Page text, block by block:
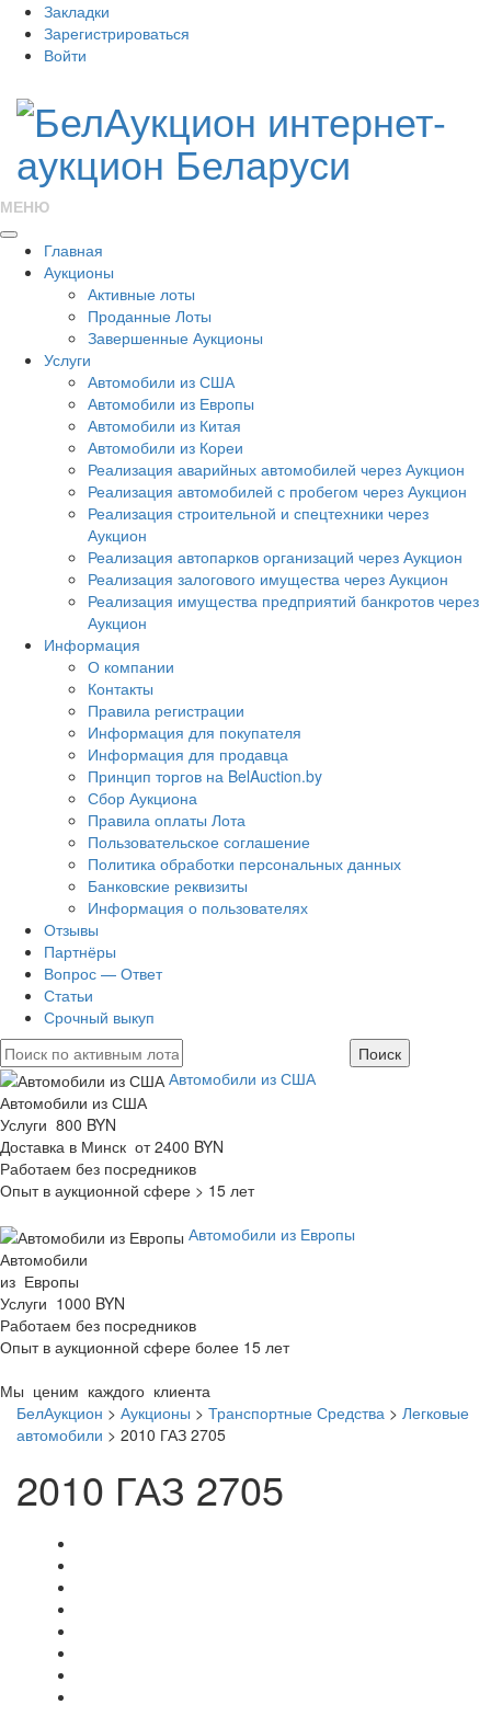
Закладки
Зарегистрироваться
Войти
МЕНЮ
Главная
Аукционы
Активные лоты
Проданные Лоты
Завершенные Аукционы
Услуги
Автомобили из США
Автомобили из Европы
Автомобили из Китая
Автомобили из Кореи
Реализация аварийных автомобилей через Аукцион
Реализация автомобилей с пробегом через Аукцион
Реализация строительной и спецтехники через
Аукцион
Реализация автопарков организаций через Аукцион
Реализация залогового имущества через Аукцион
Реализация имущества предприятий банкротов через
Аукцион
Информация
О компании
Контакты
Правила регистрации
Информация для покупателя
Информация для продавца
Принцип торгов на BelAuction.by
Сбор Аукциона
Правила оплаты Лота
Пользовательское соглашение
Политика обработки персональных данных
Банковские реквизиты
Информация о пользователях
Отзывы
Партнёры
Вопрос — Ответ
Статьи
Срочный выкуп
Автомобили из США
Автомобили из США
Услуги 800 BYN
Доставка в Минск от 2400 BYN
Работаем без посредников
Опыт в аукционной сфере > 15 лет
Автомобили из Европы
Автомобили
из Европы
Услуги 1000 BYN
Работаем без посредников
Опыт в аукционной сфере более 15 лет
Мы ценим каждого клиента
БелАукцион > Аукционы > Транспортные Средства > Легковые
автомобили > 2010 ГАЗ 2705
2010 ГАЗ 2705